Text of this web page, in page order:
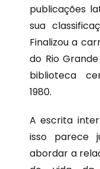
publicações
sua
Finalizou a
do Rio
biblioteca
1980.
A escrita
isso parece
abordar a